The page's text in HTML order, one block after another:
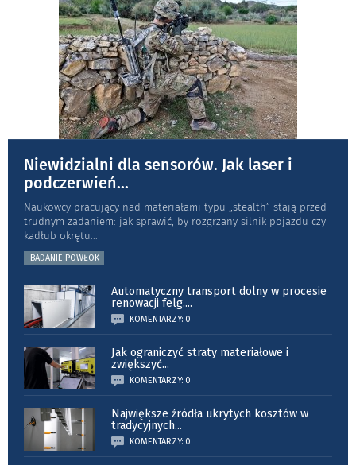
Niewidzialni dla sensorów. Jak laser i
podczerwień...
Naukowcy pracujący nad materiałami typu „stea­lth” stają przed
trudnym zadaniem: jak sprawić, by rozgrzany silnik pojazdu czy
kadłub okrętu
BADANIE POWŁOK
Automatyczny transport dolny w procesie
renowacji felg....
KOMENTARZY: 0
Jak ograniczyć straty materiałowe i
zwiększyć...
KOMENTARZY: 0
Największe źródła ukrytych kosztów w
tradycyjnych...
KOMENTARZY: 0